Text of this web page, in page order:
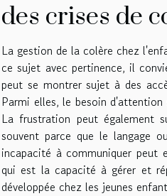
des crises de
La gestion de la colère chez
ce sujet avec pertinence, il
peut se montrer sujet à des
Parmi elles, le besoin
La frustration peut également
souvent parce que le langage
incapacité à communiquer peut
qui est la capacité à gérer et
développée chez les jeunes